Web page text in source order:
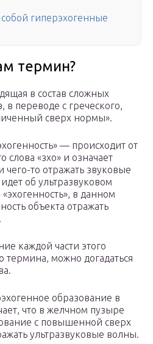
гиперэхогенные
термин?
в состав сложных
переводе с греческого,
сверх нормы».
— происходит от
слова «зхо» и означает
чего-то отражать звуковые
об ультразвуковом
в данном
объекта отражать
каждой части этого
термина, можно догадаться
образование в
что в желчном пузыре
с повышенной сверх
ультразвуковые волны.